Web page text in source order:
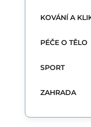
KOVÁNÍ A
PÉČE O TĚLO
SPORT
ZAHRADA